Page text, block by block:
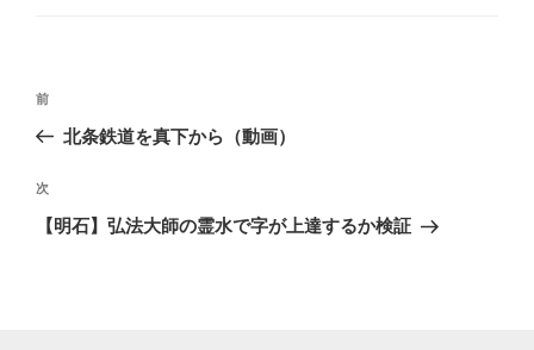
投
ナ
ビ
ゲ
前
の
稿
前
北条鉄道を真下から（動画）
次
の
次
【明石】弘法大師の霊水で字が上達するか検証